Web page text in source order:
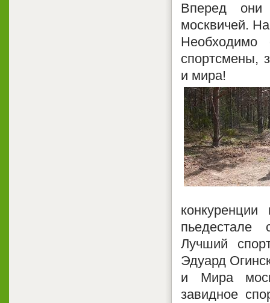
Вперед они
москвичей.
спортсмены,
и мира!
пьедестале
Лучший
Эдуард
и Мира
завидное